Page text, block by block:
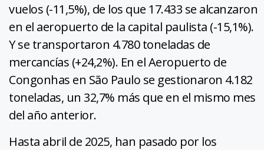
vuelos (-11,5%), de los que 17.433 se alcanzaron
en el aeropuerto de la capital paulista (-15,1%).
Y se transportaron 4.780 toneladas de
mercancías (+24,2%). En el Aeropuerto de
Congonhas en São Paulo se gestionaron 4.182
toneladas, un 32,7% más que en el mismo mes
del año anterior.
Hasta abril de 2025, han pasado por los